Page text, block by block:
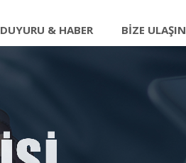
DUYURU & HABER BIZE ULAŞIN